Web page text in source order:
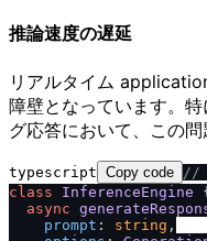
推論速度の遅延
リアルタイム
障壁となっています。
グ応答において、この問
typescript Copy code / /
class
InferenceEngine
async
prompt : string ,